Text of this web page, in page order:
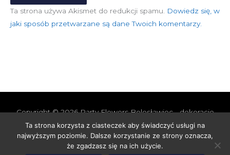
Ta strona używa Akismet do redukcji spamu. Dowiedz się, w
jaki sposób przetwarzane są dane Twoich komentarzy.
Copyright © 2026Party Flowers Bolesławiec - dekoracje
nie tylko ślubne
Polityka prywatności i cookies
Polityka Jakości
Ta strona korzysta z ciasteczek aby świadczyć usługi na
najwyższym poziomie. Dalsze korzystanie ze strony oznacza,
że zgadzasz się na ich użycie.